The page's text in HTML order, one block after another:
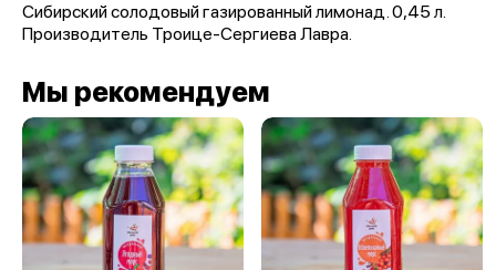
Сибирский солодовый газированный лимонад. 0,45 л.
Производитель Троице-Сергиева Лавра.
Мы рекомендуем